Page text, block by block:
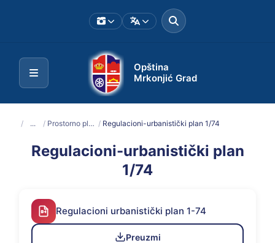
Opština
Mrkonjić Grad
/ ... / Prostorno planska dokumentacija / Regulacioni-urbanistički plan 1/74
Regulacioni-urbanistički plan
1/74
Regulacioni urbanistički plan 1-74
Preuzmi